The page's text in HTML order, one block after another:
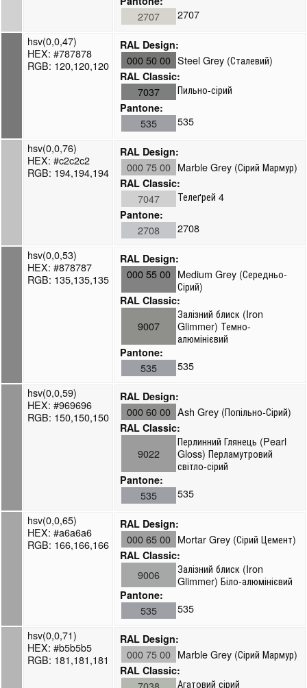
2707
2707
hsv(0,0,47)
HEX: #787878
RGB: 120,120,120
RAL Design:
000 50 00 Steel Grey (Сталевий)
RAL Classic:
7037 Пильно-сірий
Pantone:
535
535
hsv(0,0,76)
HEX: #c2c2c2
RGB: 194,194,194
RAL Design:
000 75 00 Marble Grey (Сірий Мармур)
RAL Classic:
7047 Телеґрей 4
Pantone:
2708
2708
hsv(0,0,53)
HEX: #878787
RGB: 135,135,135
RAL Design:
000 55 00 Medium Grey (Середньо-
Сірий)
RAL Classic:
9007
Залізний блиск (Iron
Glimmer) Темно-
алюмінієвий
Pantone:
535
535
hsv(0,0,59)
HEX: #969696
RGB: 150,150,150
RAL Design:
000 60 00 Ash Grey (Попільно-Сірий)
RAL Classic:
9022
Перлинний Глянець (Pearl
Gloss) Перламутровий
світло-сірий
Pantone:
535
535
hsv(0,0,65)
HEX: #a6a6a6
RGB: 166,166,166
RAL Design:
000 65 00 Mortar Grey (Сірий Цемент)
RAL Classic:
9006
Залізний блиск (Iron
Glimmer) Біло-алюмінієвий
Pantone:
535
535
hsv(0,0,71)
HEX: #b5b5b5
RGB: 181,181,181
RAL Design:
000 75 00 Marble Grey (Сірий Мармур)
RAL Classic:
Агатовий сірий